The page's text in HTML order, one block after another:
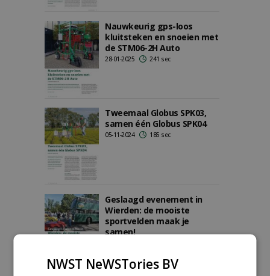
Nauwkeurig gps-loos
kluitsteken en snoeien met
de STM06-2H Auto
28-01-2025 241 sec
Tweemaal Globus SPK03,
samen één Globus SPK04
05-11-2024 185 sec
Geslaagd evenement in
Wierden: de mooiste
sportvelden maak je
samen!
NWST NeWSTories BV